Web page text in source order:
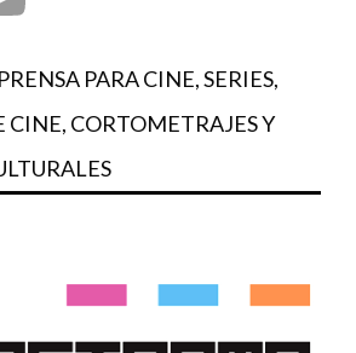
PARA CINE, SERIES,
CINE, CORTOMETRAJES Y